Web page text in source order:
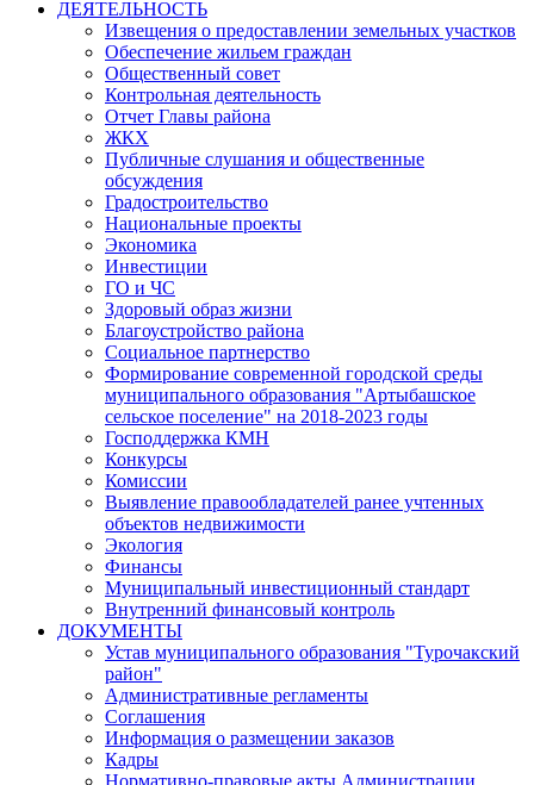
ДЕЯТЕЛЬНОСТЬ
Извещения о предоставлении земельных участков
Обеспечение жильем граждан
Общественный совет
Контрольная деятельность
Отчет Главы района
ЖКХ
Публичные слушания и общественные
обсуждения
Градостроительство
Национальные проекты
Экономика
Инвестиции
ГО и ЧС
Здоровый образ жизни
Благоустройство района
Социальное партнерство
Формирование современной городской среды
муниципального образования "Артыбашское
сельское поселение" на 2018-2023 годы
Господдержка КМН
Конкурсы
Комиссии
Выявление правообладателей ранее учтенных
объектов недвижимости
Экология
Финансы
Муниципальный инвестиционный стандарт
Внутренний финансовый контроль
ДОКУМЕНТЫ
Устав муниципального образования "Турочакский
район"
Административные регламенты
Соглашения
Информация о размещении заказов
Кадры
Нормативно-правовые акты Администрации